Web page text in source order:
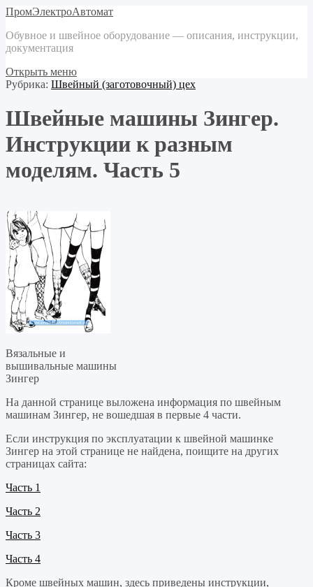
ПромЭлектроАвтомат
Обувное и швейное оборудование — описания, инструкции,
документация
Открыть меню
Рубрика: Швейный (заготовочный) цех
Швейные машины Зингер.
Инструкции к разным
моделям. Часть 5
Вязальные и
вышивальные машины
Зингер
На данной странице выложена информация по швейным
машинам Зингер, не вошедшая в первые 4 части.
Если инструкция по эксплуатации к швейной машинке
Зингер на этой странице не найдена, поищите на других
страницах сайта:
Часть 1
Часть 2
Часть 3
Часть 4
Кроме швейных машин, здесь приведены инструкции,